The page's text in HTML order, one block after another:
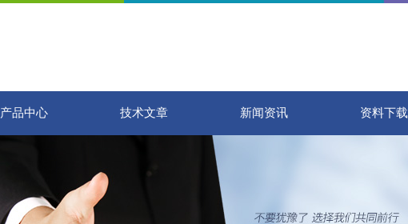
产品中心 技术文章 新闻资讯 资料下载